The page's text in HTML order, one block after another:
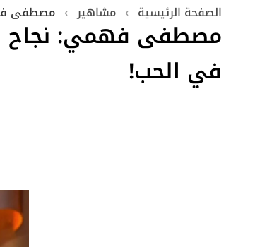
الصفحة الرئيسية › مشاهير › مصطفى
مصطفى فهمي: نجاح
في الحب!